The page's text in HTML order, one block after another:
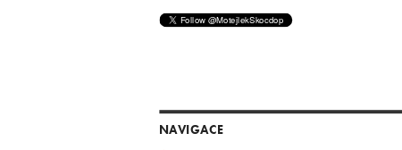
NAVIGACE